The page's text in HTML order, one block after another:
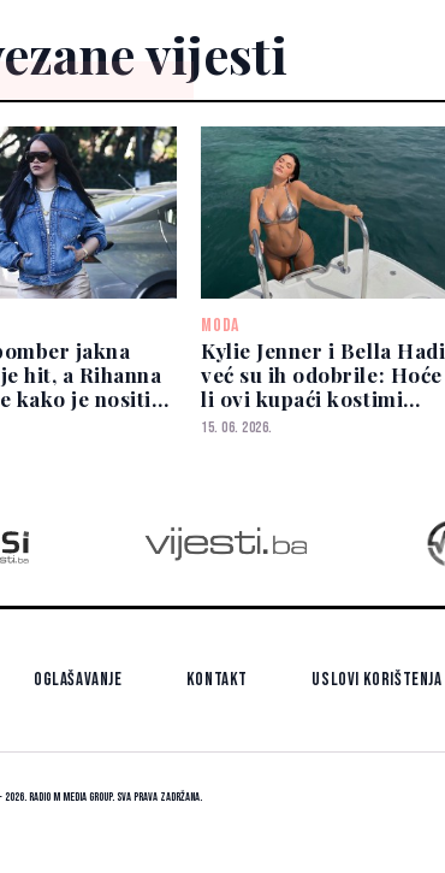
vijesti
jakna
hit, a Rihanna
kako je nositi
MODA
Kylie Jenner i Bella
već su ih odobrile: Hoće
li ovi kupaći kostimi
zavladati plažama?
15. 06. 2026.
Oglašavanje Kontakt Uslovi korištenja
Radio M Media Group.Sva prava zadržana.